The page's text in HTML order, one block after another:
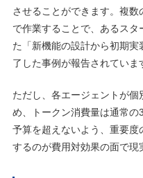
させることができます。複
で作業することで、あるス
た「新機能の設計から初期
了した事例が報告されていま
ただし、各エージェントが
め、トークン消費量は通常
予算を超えないよう、重要度
するのが費用対効果の面で現